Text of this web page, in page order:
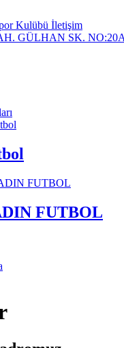
Kulübü İletişim
GÜLHAN SK.
FUTBOL